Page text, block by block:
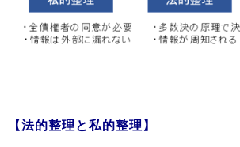
【法的整理と私的整理】